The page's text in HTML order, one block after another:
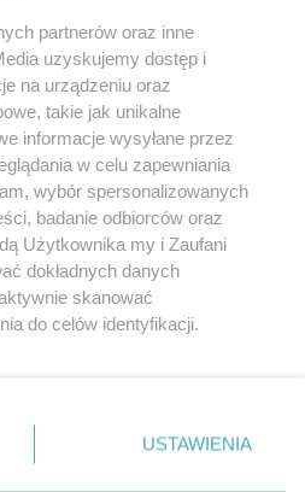
nie może być powielany i
w jakikolwiek sposób (w
na jakimkolwiek polu
włącznie z umieszczaniem w
praw. Jakiekolwiek użycie lub
lub w części z naruszeniem prawa,
pod groźbą kary i może być
partnerów oraz inne
uzyskujemy dostęp i
na urządzeniu oraz
takie jak unikalne
informacje wysyłane przez
w celu zapewniania
wybór spersonalizowanych
badanie odbiorców oraz
Użytkownika my i Zaufani
dokładnych danych
skanować
do celów identyfikacji.
ustawień prywatności
rogu strony
nie wymagają zgody
USTAWIENIA